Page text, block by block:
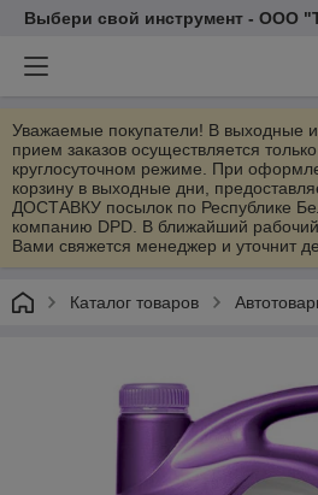
Выбери свой инструмент - ООО
Уважаемые покупатели! В выходные
прием заказов осуществляется
круглосуточном режиме. При
корзину в выходные дни,
ДОСТАВКУ посылок по Республике
компанию DPD. В ближайший
Вами свяжется менеджер и уточнит
Каталог товаров